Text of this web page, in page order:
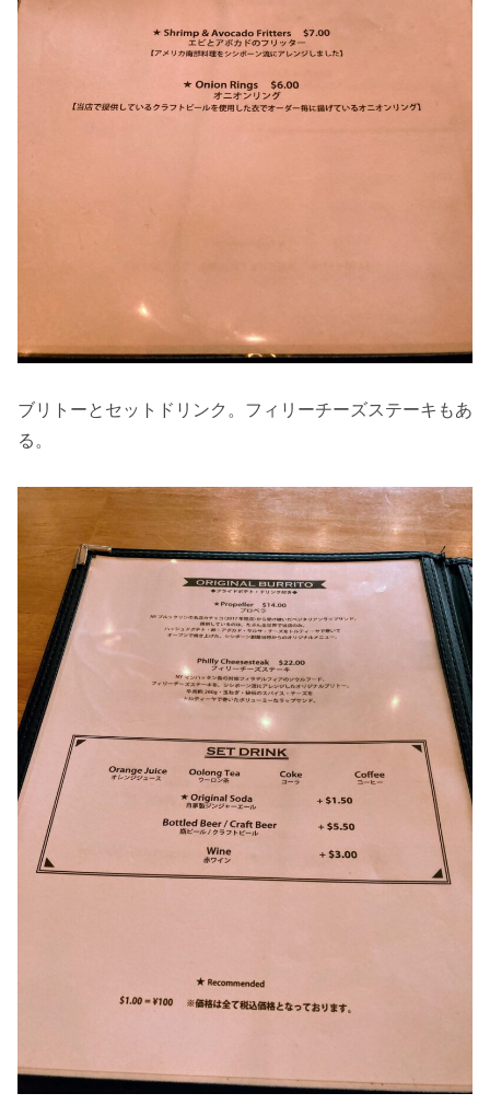
ブリトーとセットドリンク。フィリーチーズステーキもあ
る。